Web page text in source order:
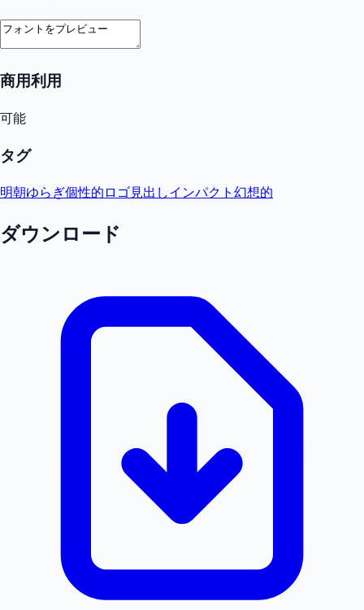
商用利用
可能
タグ
明朝ゆらぎ個性的 ロゴ見出しインパクト 幻想的
ダウンロード